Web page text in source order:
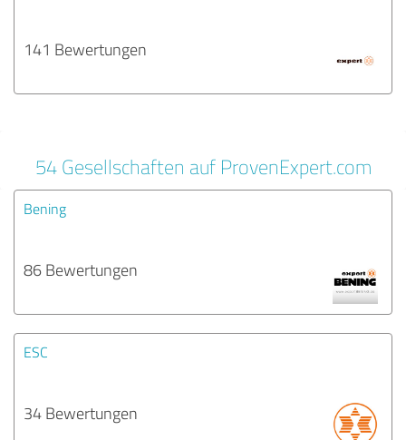
141 Bewertungen
54 Gesellschaften auf ProvenExpert.com
Bening
86 Bewertungen
ESC
34 Bewertungen